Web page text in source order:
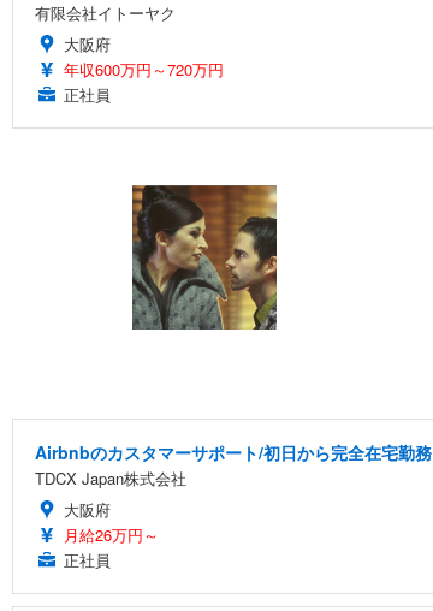
有限会社イトーヤク
大阪府
年収600万円～720万円
正社員
Airbnbのカスタマーサポート/初日から完全在宅勤
TDCX Japan株式会社
大阪府
月給26万円～
正社員